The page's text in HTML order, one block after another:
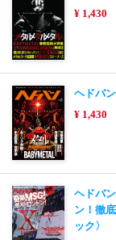
¥ 1,430
ヘドバ
¥ 1,430
ヘドバ
ン！徹
ック〉